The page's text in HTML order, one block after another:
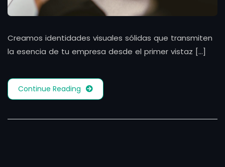
Creamos identidades visuales sólidas que transmiten
la esencia de tu empresa desde el primer vistaz [...]
Continue Reading